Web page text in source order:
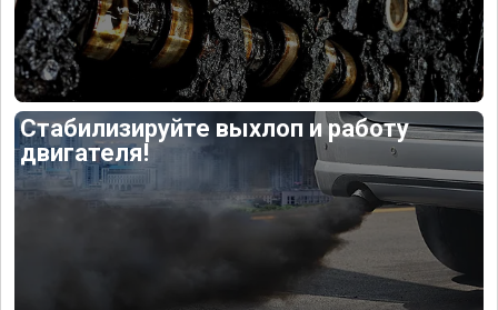
Стабилизируйте выхлоп и работу
двигателя!